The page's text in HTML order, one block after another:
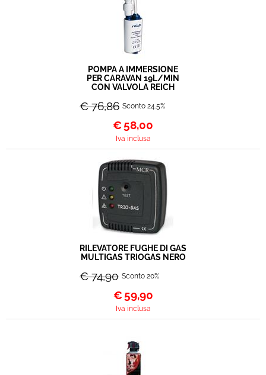
POMPA A IMMERSIONE
PER CARAVAN 19L/MIN
CON VALVOLA REICH
€ 76,86 Sconto 24.5%
€ 58,00
Iva inclusa
RILEVATORE FUGHE DI GAS
MULTIGAS TRIOGAS NERO
€ 74,90 Sconto 20%
€ 59,90
Iva inclusa